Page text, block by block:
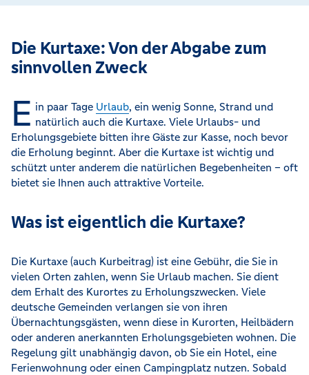
Die Kurtaxe: Von der Abgabe zum
sinnvollen Zweck
E in paar Tage Urlaub, ein wenig Sonne, Strand und
natürlich auch die Kurtaxe. Viele Urlaubs- und
Erholungsgebiete bitten ihre Gäste zur Kasse, noch bevor
die Erholung beginnt. Aber die Kurtaxe ist wichtig und
schützt unter anderem die natürlichen Begebenheiten – oft
bietet sie Ihnen auch attraktive Vorteile.
Was ist eigentlich die Kurtaxe?
Die Kurtaxe (auch Kurbeitrag) ist eine Gebühr, die Sie in
vielen Orten zahlen, wenn Sie Urlaub machen. Sie dient
dem Erhalt des Kurortes zu Erholungszwecken. Viele
deutsche Gemeinden verlangen sie von ihren
Übernachtungsgästen, wenn diese in Kurorten, Heilbädern
oder anderen anerkannten Erholungsgebieten wohnen. Die
Regelung gilt unabhängig davon, ob Sie ein Hotel, eine
Ferienwohnung oder einen Campingplatz nutzen. Sobald